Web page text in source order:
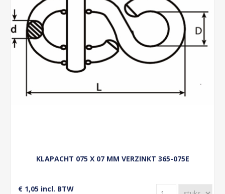
KLAPACHT 075 X 07 MM VERZINKT 365-075E
€ 1,05 incl. BTW